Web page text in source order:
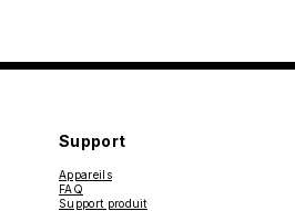
Support
Appareils
FAQ
Support produit